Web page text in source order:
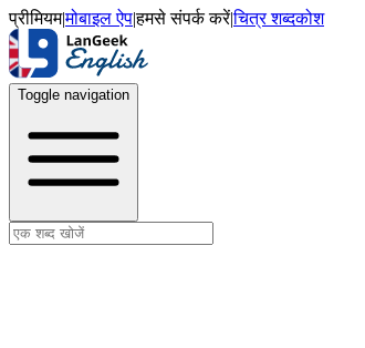
प्रीमियम|मोबाइल ऐप|हमसे संपर्क करें|चित्र शब्दकोश
Toggle navigation